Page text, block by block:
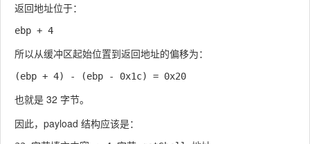
返回地址位于：
所以从缓冲区起始位置到返回地址的偏移为：
也就是 32 字节。
因此，payload 结构应该是：